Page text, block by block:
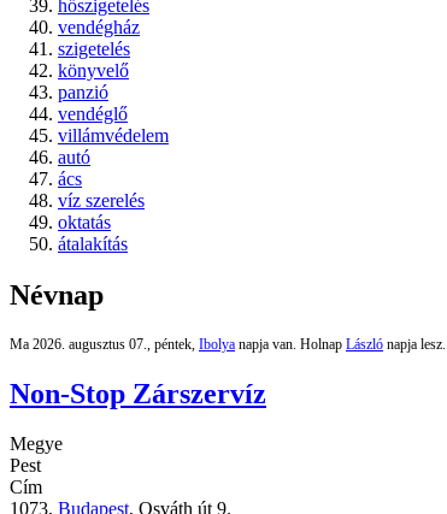
hőszigetelés
vendégház
szigetelés
könyvelő
panzió
vendéglő
villámvédelem
autó
ács
víz szerelés
oktatás
átalakítás
Névnap
Ma 2026. augusztus 07., péntek, Ibolya napja van. Holnap László napja lesz.
Non-Stop Zárszervíz
Megye
Pest
Cím
1073, Budapest, Osváth út 9.